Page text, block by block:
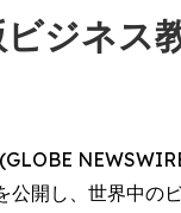
ジネス
公開し、世界中の